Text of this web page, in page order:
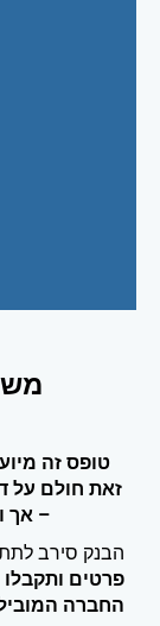
טופס זה
זאת חולם על
– אך
הבנק סירב
פרטים
החברה